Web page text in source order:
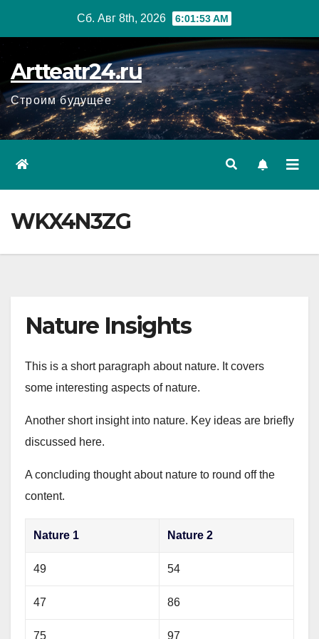
Сб. Авг 8th, 2026 6:01:54 AM
Artteatr24.ru
Строим будущее
WKX4N3ZG
Nature Insights
This is a short paragraph about nature. It covers
some interesting aspects of nature.
Another short insight into nature. Key ideas are briefly
discussed here.
A concluding thought about nature to round off the
content.
Nature 1 Nature 2
49 54
47 86
75 97